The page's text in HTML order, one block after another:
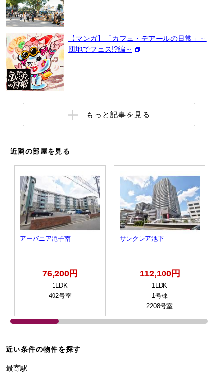
【マンガ】「カフェ・デアールの日常」～
団地でフェス!?編～
もっと記事を見る
近隣の部屋を見る
アーバニア滝子南
76,200円
1LDK
402号室
サンクレア池下
112,100円
1LDK
1号棟
2208号室
近い条件の物件を探す
最寄駅